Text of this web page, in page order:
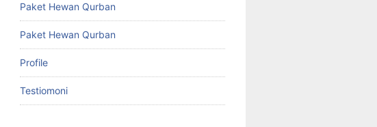
Paket Hewan Qurban
Paket Hewan Qurban
Profile
Testiomoni